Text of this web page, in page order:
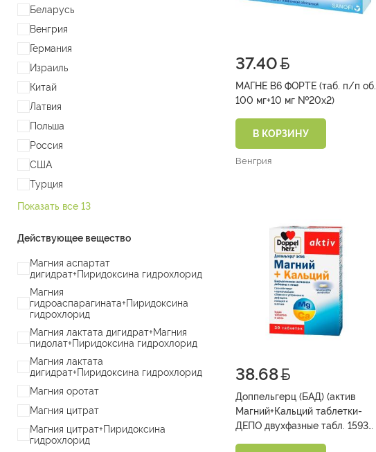
Беларусь
Венгрия
Германия
Израиль
Китай
Латвия
Польша
Россия
США
Турция
Показать все 13
Действующее вещество
Магния аспартат
дигидрат+Пиридоксина гидрохлорид
Магния
гидроаспарагината+Пиридоксина
гидрохлорид
Магния лактата дигидрат+Магния
пидолат+Пиридоксина гидрохлорид
Магния лактата
дигидрат+Пиридоксина гидрохлорид
Магния оротат
Магния цитрат
Магния цитрат+Пиридоксина
гидрохлорид
37.40
МАГНЕ В6 ФОРТЕ (таб. п/п об.
100 мг+10 мг №20х2)
В КОРЗИНУ
Венгрия
38.68
Доппельгерц (БАД) (актив
Магний+Кальций таблетки-
ДЕПО двухфазные табл. 1593